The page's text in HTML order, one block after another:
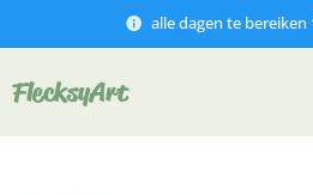
alle dagen te bereiken
FlecksyArt